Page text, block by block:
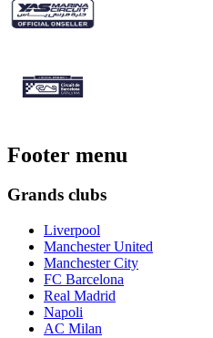
Footer menu
Grands clubs
Liverpool
Manchester United
Manchester City
FC Barcelona
Real Madrid
Napoli
AC Milan